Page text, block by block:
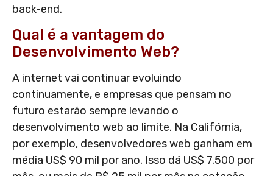
back-end.
Qual é a vantagem do
Desenvolvimento Web?
A internet vai continuar evoluindo
continuamente, e empresas que pensam no
futuro estarão sempre levando o
desenvolvimento web ao limite. Na Califórnia,
por exemplo, desenvolvedores web ganham em
média US$ 90 mil por ano. Isso dá US$ 7.500 por